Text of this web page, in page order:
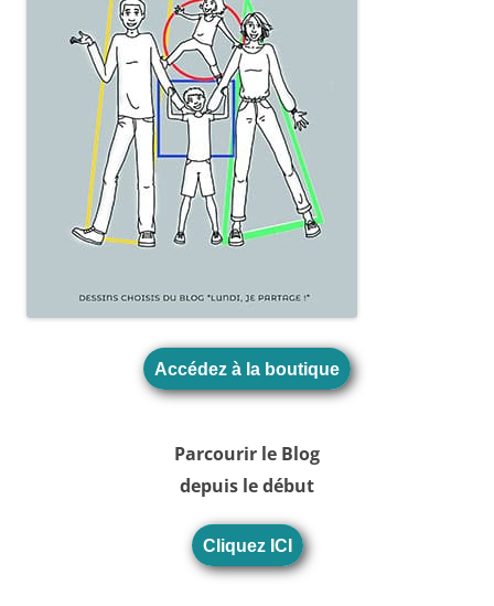
Accédez à la boutique
Parcourir le Blog
depuis le début
Cliquez ICI